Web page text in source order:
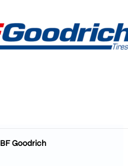
BF Goodrich